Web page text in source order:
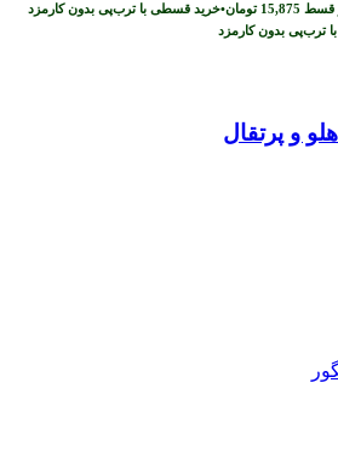
قسط 15,875 تومان•خرید قسطی با ترب‌پی بدون کارمزد
ترب‌پی بدون کارمزد
و پرتقال